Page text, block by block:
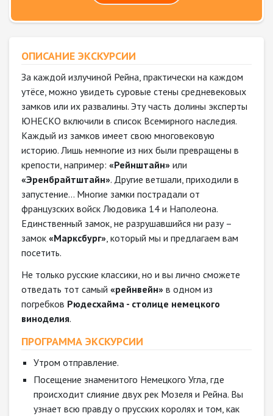
ОПИСАНИЕ ЭКСКУРСИИ
За каждой излучиной Рейна, практически на каждом
утёсе, можно увидеть суровые стены средневековых
замков или их развалины. Эту часть долины эксперты
ЮНЕСКО включили в список Всемирного наследия.
Каждый из замков имеет свою многовековую
историю. Лишь немногие из них были превращены в
крепости, например: «Рейнштайн» или
«Эренбрайтштайн». Другие ветшали, приходили в
запустение… Многие замки пострадали от
французских войск Людовика 14 и Наполеона.
Единственный замок, не разрушавшийся ни разу –
замок «Марксбург» , который мы и предлагаем вам
посетить.
Не только русские классики, но и вы лично сможете
отведать тот самый «рейнвейн» в одном из
погребков Рюдесхайма - столице немецкого
виноделия.
ПРОГРАММА ЭКСКУРСИИ
Утром отправление.
Посещение знаменитого Немецкого Угла, где
происходит слияние двух рек Мозеля и Рейна. Вы
узнает всю правду о прусских королях и том, как